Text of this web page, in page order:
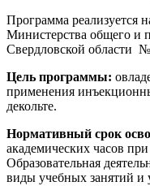
Программа реализуется
Министерства общего и
Свердловской области №
Цель программы:
применения
декольте.
Нормативный срок
академических часов
Образовательная
виды учебных занятий и